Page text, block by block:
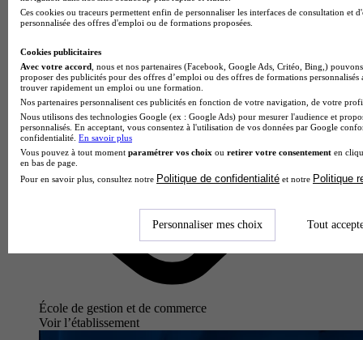
École de gestion et de commerce
Voir l’établissement
Ces cookies ou traceurs permettent enfin de personnaliser les interfaces de consultation et
personnalisée des offres d'emploi ou de formations proposées.
Cookies publicitaires
Avec votre accord , nous et nos partenaires (Facebook, Google Ads, Critéo, Bing,)
proposer des publicités pour des offres d’emploi ou des offres de formations
trouver rapidement un emploi ou une formation.
Nos partenaires personnalisent ces publicités en fonction de votre navigation, de votre
Nous utilisons des technologies Google (ex : Google Ads) pour mesurer l'audience et
personnalisés. En acceptant, vous consentez à l'utilisation de vos données par Google
confidentialité. En savoir plus
Vous pouvez à tout moment paramétrer vos choix ou retirer votre consentement en
en bas de page.
Pour en savoir plus, consultez notre Politique de confidentialité et notre Politique
Personnaliser mes choix Tout